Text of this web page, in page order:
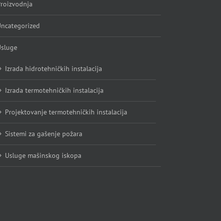
Izrada hidrotehničkih instalacija
Izrada termotehničkih instalacija
Projektovanje termotehničkih instalacija
Sistemi za gašenje požara
Usluge mašinskog iskopa